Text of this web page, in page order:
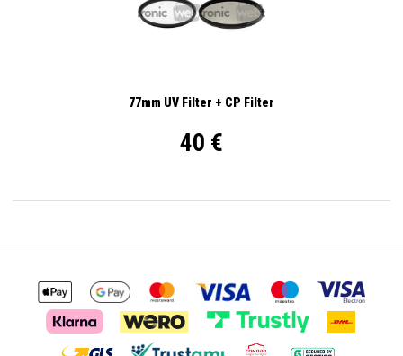
77mm UV Filter + CP Filter
40 €